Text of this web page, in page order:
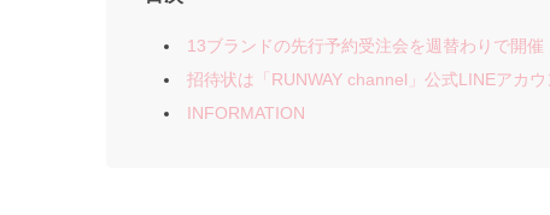
13ブランドの先行予約受注会を週替わりで開催
招待状は「RUNWAY channel」公式LINEアカウ
INFORMATION